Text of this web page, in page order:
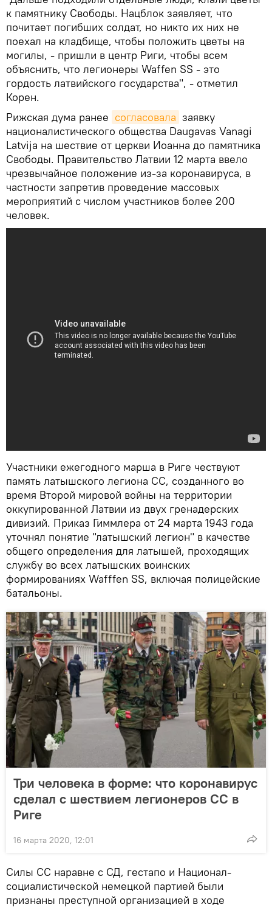
к памятнику Свободы. Нацблок заявляет, что
почитает погибших солдат, но никто их них не
поехал на кладбище, чтобы положить цветы на
могилы, - пришли в центр Риги, чтобы всем
объяснить, что легионеры Waffen SS - это
гордость латвийского государства", - отметил
Корен.
Рижская дума ранее согласовала заявку
националистического общества Daugavas Vanagi
Latvija на шествие от церкви Иоанна до памятника
Свободы. Правительство Латвии 12 марта ввело
чрезвычайное положение из-за коронавируса, в
частности запретив проведение массовых
мероприятий с числом участников более 200
человек.
Участники ежегодного марша в Риге чествуют
память латышского легиона СС, созданного во
время Второй мировой войны на территории
оккупированной Латвии из двух гренадерских
дивизий. Приказ Гиммлера от 24 марта 1943 года
уточнял понятие "латышский легион" в качестве
общего определения для латышей, проходящих
службу во всех латышских воинских
формированиях Wafffen SS, включая полицейские
батальоны.
Три человека в форме: что коронавирус
сделал с шествием легионеров СС в
Риге
16 марта 2020, 12:01
Силы СС наравне с СД, гестапо и Национал-
социалистической немецкой партией были
признаны преступной организацией в ходе